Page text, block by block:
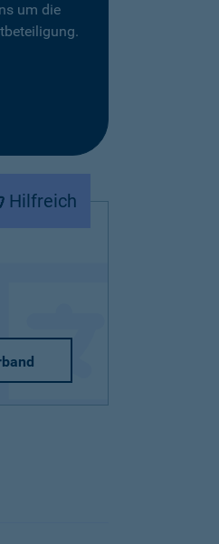
um die
Hilfreich